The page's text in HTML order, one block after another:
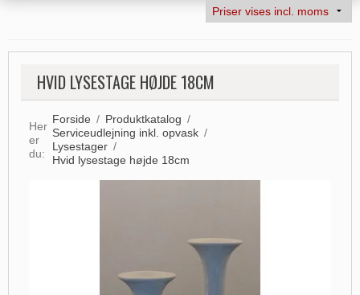
HVID LYSESTAGE HØJDE 18CM
Her
er
du:
Forside / Produktkatalog /
Serviceudlejning inkl. opvask /
Lysestager /
Hvid lysestage højde 18cm